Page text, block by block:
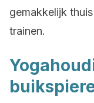
gemakkelijk
trainen.